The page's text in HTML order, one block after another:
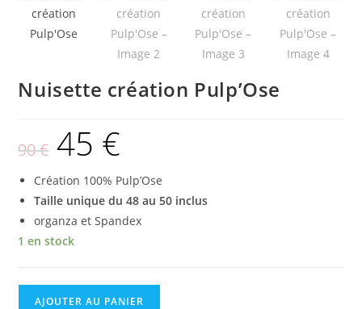
Nuisette création Pulp’Ose
90€ 45 €
Création 100% Pulp’Ose
Taille unique du 48 au 50 inclus
organza et Spandex
1 en stock
AJOUTER AU PANIER